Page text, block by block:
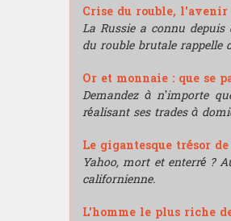
Crise du rouble, l'avenir
La Russie a connu
du rouble brutale rappelle
Or et monnaie : que se
Demandez à n’importe
réalisant ses trades à
Le gigantesque trésor
Yahoo, mort et enterré ?
californienne.
L'homme le plus riche